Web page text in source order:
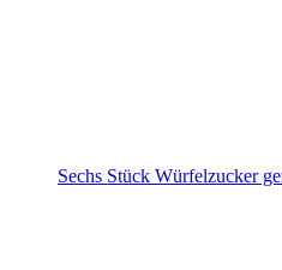
Sechs Stück Würfelzucker